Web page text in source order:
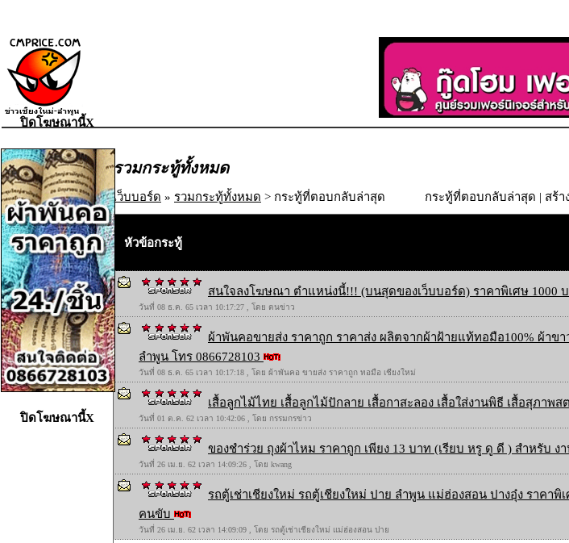
รวมกระทู้ทั้งหมด
เว็บบอร์ด » รวมกระทู้ทั้งหมด > กระทู้ที่ตอบกลับล่าสุด กระทู้ที่ตอบกลับล่าสุด | สร้า
หัวข้อกระทู้
สนใจลงโฆษณา ตำแหน่งนี้!!! (บนสุดของเว็บบอร์ด) ราคาพิเศษ 1000
วันที่ 08 ธ.ค. 65 เวลา 10:17:27 , โดย ตนข่าว
ผ้าพันคอขายส่ง ราคาถูก ราคาส่ง ผลิตจากผ้าฝ้ายแท้ทอมือ100% ผ้าขา
ลำพูน โทร 0866728103
วันที่ 08 ธ.ค. 65 เวลา 10:17:18 , โดย ผ้าพันคอ ขายส่ง ราคาถูก ทอมือ เชียงใหม่
เสื้อลูกไม้ไทย เสื้อลูกไม้ปักลาย เสื้อกาสะลอง เสื้อใส่งานพิธี เสื้อสุภาพ
วันที่ 01 ต.ค. 62 เวลา 10:42:06 , โดย กรรมกรข่าว
ของชำร่วย ถุงผ้าไหม ราคาถูก เพียง 13 บาท (เรียบ หรู ดู ดี ) สำหรับ ง
วันที่ 26 เม.ย. 62 เวลา 14:09:26 , โดย kwang
รถตู้เช่าเชียงใหม่ รถตู้เชียงใหม่ ปาย ลำพูน แม่ฮ่องสอน ปางอุ๋ง ราคาพิ
คนขับ
วันที่ 26 เม.ย. 62 เวลา 14:09:09 , โดย รถตู้เช่าเชียงใหม่ แม่ฮ่องสอน ปาย
ปิดโฆษณานี้X
ปิดโฆษณานี้X